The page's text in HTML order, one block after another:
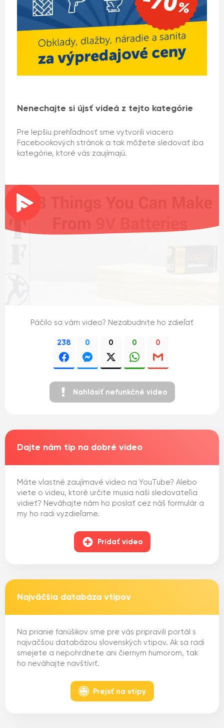
Nenechajte si újsť videá z tejto kategórie
Pre lepšiu prehľadnosť sme vytvorili viacero
Facebookových stránok a tak môžete sledovať iba
kategórie, ktoré vás zaujímajú.
Páčilo sa vám video? Nezabudnite ho zdieľať
238 0 0 0 0
Nahlásiť nefunkčné video
Dajte nám tip na dobré video
Máte vlastné zaujímavé video na YouTube? Alebo
viete o videu, ktoré určite musia naši sledovateľia
vidieť? Neváhajte nám ho poslať cez náš formulár a
my ho radi vyzdieľame.
Pridať video
Najväčšia databáza vtipov
Na prianie fanúšikov sme pre vás pripravili portál s
najväčšou databázou slovenských vtipov. Ak sa radi
smejete a nepohrdnete ani čiernym humorom, tak
ho neváhajte navštíviť.
Prejsť na vtipy